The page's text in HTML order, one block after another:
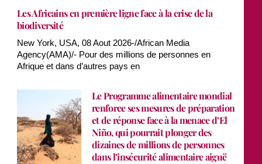
Les Africains en première ligne face à la crise de la
biodiversité
New York, USA, 08 Aout 2026-/African Media
Agency(AMA)/- Pour des millions de personnes en
Afrique et dans d’autres pays en
Le Programme alimentaire mondial
renforce ses mesures de préparation
et de réponse face à la menace d’El
Niño, qui pourrait plonger des
dizaines de millions de personnes
dans l’insécurité alimentaire aiguë